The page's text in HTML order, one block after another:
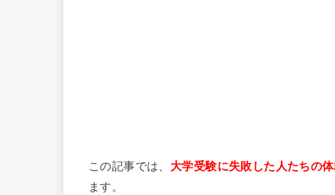
この記事では、 大学受験に失敗した人たちの
ます。